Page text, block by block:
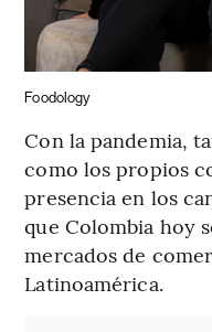
Foodology
Con la pandemia,
como los propios
presencia en los
que Colombia hoy
mercados de
Latinoamérica.